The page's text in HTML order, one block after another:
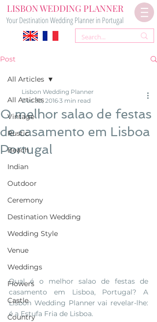
LISBON WEDDING PLANNER
Your Destination Wedding Planner in Portugal
Post
All Articles
Vintage
Rustic
Beach
Indian
Outdoor
Ceremony
Destination Wedding
Wedding Style
Venue
Weddings
Flowers
Castle
Country
All Articles
O melhor salao de festas
de casamento em Lisboa
Portugal
Lisbon Wedding Planner
Dec 30, 2016 3 min read
Qual é o melhor salao de festas de
casamento em Lisboa, Portugal? A
Lisbon Wedding Planner vai revelar-lhe:
é a Estufa Fria de Lisboa.